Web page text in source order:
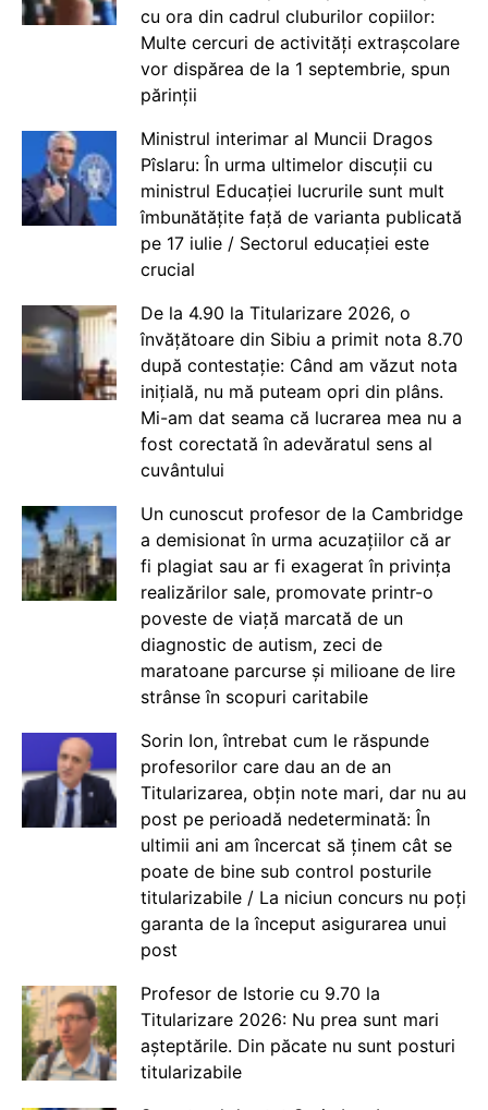
cu ora din cadrul cluburilor copiilor:
Multe cercuri de activități extrașcolare
vor dispărea de la 1 septembrie, spun
părinții
Ministrul interimar al Muncii Dragos
Pîslaru: În urma ultimelor discuții cu
ministrul Educației lucrurile sunt mult
îmbunătățite față de varianta publicată
pe 17 iulie / Sectorul educației este
crucial
De la 4.90 la Titularizare 2026, o
învățătoare din Sibiu a primit nota 8.70
după contestație: Când am văzut nota
inițială, nu mă puteam opri din plâns.
Mi-am dat seama că lucrarea mea nu a
fost corectată în adevăratul sens al
cuvântului
Un cunoscut profesor de la Cambridge
a demisionat în urma acuzațiilor că ar
fi plagiat sau ar fi exagerat în privința
realizărilor sale, promovate printr-o
poveste de viață marcată de un
diagnostic de autism, zeci de
maratoane parcurse și milioane de lire
strânse în scopuri caritabile
Sorin Ion, întrebat cum le răspunde
profesorilor care dau an de an
Titularizarea, obțin note mari, dar nu au
post pe perioadă nedeterminată: În
ultimii ani am încercat să ținem cât se
poate de bine sub control posturile
titularizabile / La niciun concurs nu poți
garanta de la început asigurarea unui
post
Profesor de Istorie cu 9.70 la
Titularizare 2026: Nu prea sunt mari
așteptările. Din păcate nu sunt posturi
titularizabile